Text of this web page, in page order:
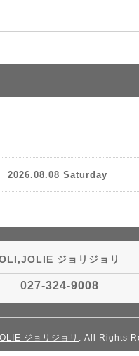
2026.08.08 Saturday
ジョリジョリ
027-324-9008
ジョリジョリ . All Rights